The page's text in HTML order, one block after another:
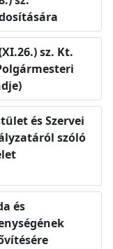
sz. Kt.
és Szervei
szóló
és